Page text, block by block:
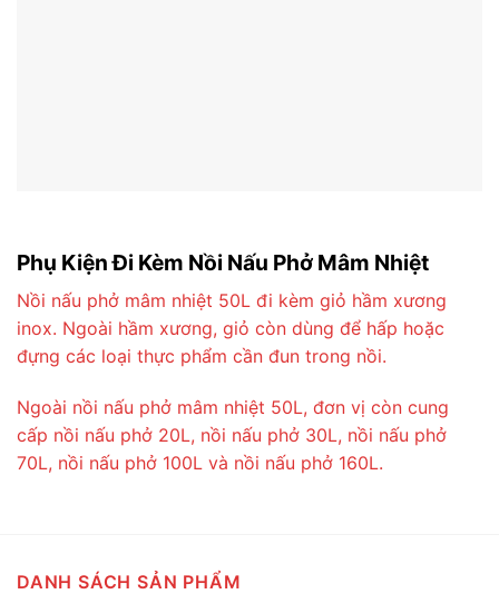
Phụ Kiện Đi Kèm Nồi Nấu Phở Mâm Nhiệt
Nồi nấu phở mâm nhiệt 50L đi kèm giỏ hầm xương
inox. Ngoài hầm xương, giỏ còn dùng để hấp hoặc
đựng các loại thực phẩm cần đun trong nồi.
Ngoài nồi nấu phở mâm nhiệt 50L, đơn vị còn cung
cấp nồi nấu phở 20L, nồi nấu phở 30L, nồi nấu phở
70L, nồi nấu phở 100L và nồi nấu phở 160L.
DANH SÁCH SẢN PHẨM